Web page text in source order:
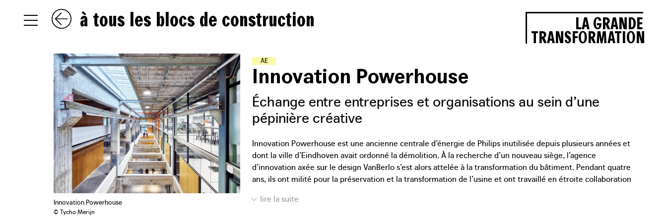
à tous les blocs de construction LA GRANDE
TRANSFORMATION
Innovation Powerhouse
© Tycho Merijn
AT
ELIERS-�
�
COLES
Innovation Powerhouse
Échange entre entreprises et organisations au sein d’une
pépinière créative
Innovation Powerhouse est une ancienne centrale d’énergie de Philips inutilisée depuis plusieurs années et
dont la ville d’Eindhoven avait ordonné la démolition. À la recherche d’un nouveau siège, l’agence
d’innovation axée sur le design VanBerlo s’est alors attelée à la transformation du bâtiment. Pendant quatre
ans, ils ont milité pour la préservation et la transformation de l’usine et ont travaillé en étroite collaboration
douzaine d’organisations technologiques, qui bénéficient dès lors de l’opportunité de se rencontrer, de